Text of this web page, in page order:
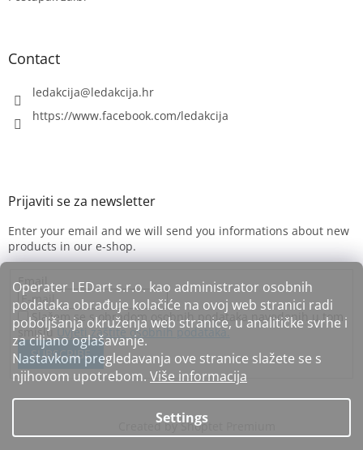
Operater LEDart s.r.o. kao administrator osobnih
podataka obrađuje kolačiće na ovoj web stranici radi
poboljšanja okruženja web stranice, u analitičke svrhe i
za ciljano oglašavanje.
Nastavkom pregledavanja ove stranice slažete se s
njihovom upotrebom. Više informacija
Settings
Contact
ledakcija@ledakcija.hr
https://www.facebook.com/ledakcija
Enter your email and we will send you informations about new
products in our e-shop.
Email
Slažem se s obradom osobnih podataka navedenih u tom
smisluUvjeti zaštite osobnih podataka.
SUBSCRIBE
Created by Shoptet Premium